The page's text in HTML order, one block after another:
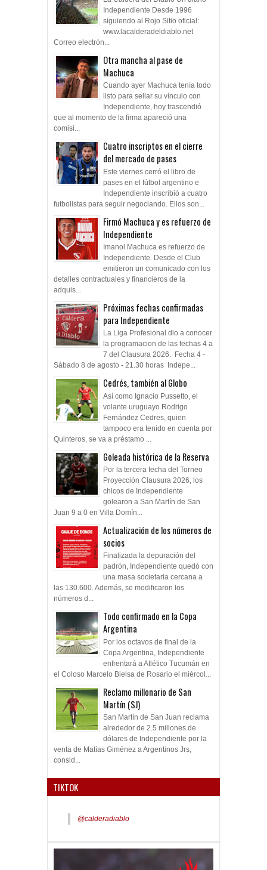
Independiente Desde 1996
siguiendo al Rojo Sitio oficial:
www.lacalderadeldiablo.net
Correo electrón...
Otra mancha al pase de
Machuca
Cuando ayer Machuca tenía todo
listo para sellar su vínculo con
Independiente, hoy trascendió
que al momento de la firma apareció una
comisi...
Cuatro inscriptos en el cierre
del mercado de pases
Este viernes cerró el libro de
pases en el fútbol argentino e
Independiente inscribió a cuatro
futbolistas para seguir negociando. Ellos son...
Firmó Machuca y es refuerzo de
Independiente
Imanol Machuca es refuerzo de
Independiente. Desde el Club
emitieron un comunicado con los
detalles contractuales y financieros de la
adquis...
Próximas fechas confirmadas
para Independiente
La Liga Profesional dio a conocer
la programacion de las fechas 4 a
7 del Clausura 2026. Fecha 4 -
Sábado 8 de agosto - 21.30 horas Indepe...
Cedrés, también al Globo
Así como Ignacio Pussetto, el
volante uruguayo Rodrigo
Fernández Cedres, quien
tampoco era tenido en cuenta por
Quinteros, se va a préstamo ...
Goleada histórica de la Reserva
Por la tercera fecha del Torneo
Proyección Clausura 2026, los
chicos de Independiente
golearon a San Martín de San
Juan 9 a 0 en Villa Domín...
Actualización de los números de
socios
Finalizada la depuración del
padrón, Independiente quedó con
una masa societaria cercana a
las 130.600. Además, se modificaron los
números d...
Todo confirmado en la Copa
Argentina
Por los octavos de final de la
Copa Argentina, Independiente
enfrentará a Atlético Tucumán en
el Coloso Marcelo Bielsa de Rosario el miércol...
Reclamo millonario de San
Martín (SJ)
San Martín de San Juan reclama
alrededor de 2.5 millones de
dólares de Independiente por la
venta de Matías Giménez a Argentinos Jrs,
consid...
TIKTOK
@calderadiablo